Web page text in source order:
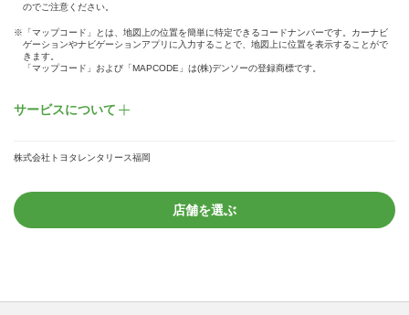
のでご注意ください。
※「マップコード」とは、地図上の位置を簡単に特定できるコードナンバーです。カーナビ
ゲーションやナビゲーションアプリに入力することで、地図上に位置を表示することがで
きます。
「マップコード」および「MAPCODE」は(株)デンソーの登録商標です。
サービスについて
株式会社トヨタレンタリース福岡
店舗を選ぶ